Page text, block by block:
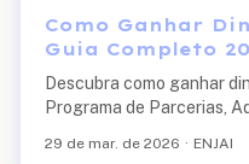
Como Ganhar
Guia Completo
Descubra como ganhar
Programa de Parcerias,
29 de mar. de 2026 · ENJAI